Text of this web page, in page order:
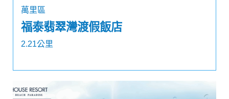
萬里區
福泰翡翠灣渡假飯店
2.21公里